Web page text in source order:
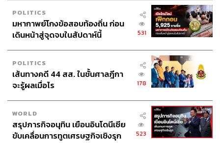
สุดท้ายประเทศไทยจะเปลี่ยนจากระบบเกณฑ์เป็นระบบสมัคร
ใจให้ได้อย่างสมบูรณ์ ซึ่งเชื่อว่าสิ่งนี้จะเป็นแรงกระตุ้นให้
กองทัพต้องปรับตัวให้ทันสมัยมากขึ้น เพราะต้องทำให้สภาพ
การทำงานดีและดึงดูดให้คนมาสมัคร จะเป็นกองทัพแบบเดิม
ไม่ได้แล้ว
และเราก็อยากเห็นกองทัพโฉมใหม่ที่ทันสมัย เป็นมืออาชีพ มี
จำนวนกำลังพลที่เหมาะสม ทำหน้าที่ดูแลชายแดนไม่ให้มี
ใครรุกล้ำ ในส่วนชีวิตความเป็นอยู่ก็ต้องดูแลกำลังพลดี ไม่มี
การซ้อมทรมาน ไม่ต้องเอาพลทหารไปเลี้ยงไก่หรือซัก
กางเกงในให้นาย และสุดท้ายคือทำหน้าที่ของตัวเองอย่าง
เดียว นั่นก็คือการป้องกันประเทศ ไม่ใช่การเล่นการเมืองครับ
POLITICS
มหากาพย์โกงข้อสอบท้องถิ่น ก่อน
เดินหน้าสู่จุดจบในสัปดาห์นี้
531
POLITICS
เส้นทางคดี 44 สส. ในชั้นศาลฎีกา
จะรู้ผลเมื่อไร
178
WORLD
สรุปภารกิจอนุทิน เยือนอินโดนีเซีย
ขับเคลื่อนการทูตเศรษฐกิจเชิงรุก
523